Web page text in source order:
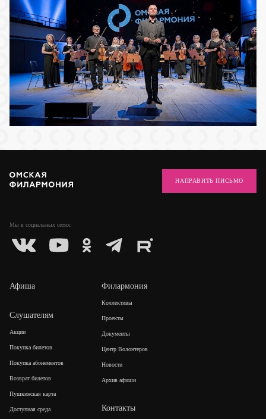
Мы в социальных сетях:
НАПРАВИТЬ ПИСЬМО
Афиша
Слушателям
Акции
Покупка билетов
Покупка абонементов
Возврат билетов
Пушкинская карта
Доступная среда
Филармония
Коллективы
Проекты
Документы
Центр Волонтеров
Новости
Архив афиши
Контакты